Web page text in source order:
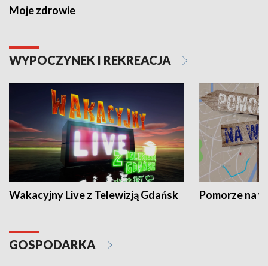
Moje zdrowie
WYPOCZYNEK I REKREACJA
Wakacyjny Live z Telewizją Gdańsk Pomorze na
GOSPODARKA